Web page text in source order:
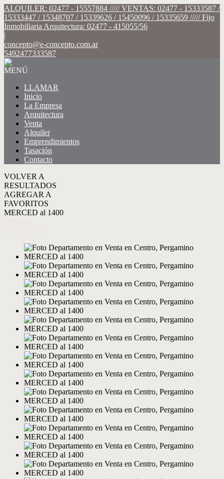
ALQUILER: 02477 - 15557884 ///// VENTAS: 02477 - 15333587 /
15333447 / 15348707 / 15339626 / 15450096 / 15335659 ///// Fijo
Inmobiliaria Arquitectura: 02477 - 415055/56
|
concepto@e-concepto.com.ar
5492477333587
MENÚ
LLAMAR
Inicio
La Empresa
Arquitectura
Venta
Alquiler
Emprendimientos
Tasación
Contacto
VOLVER A
RESULTADOS
AGREGAR A
FAVORITOS
MERCED al 1400